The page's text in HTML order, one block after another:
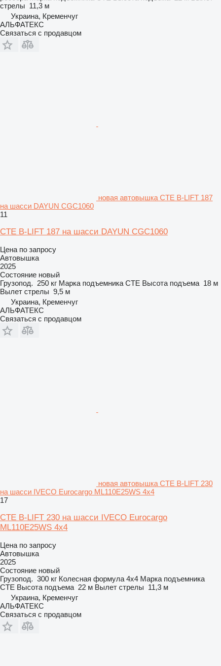
стрелы 11,3 м
Украина, Кременчуг
АЛЬФАТЕКС
Связаться с продавцом
новая автовышка CTE B-LIFT 187
на шасси DAYUN CGC1060
11
CTE B-LIFT 187 на шасси DAYUN CGC1060
Цена по запросу
Автовышка
2025
Состояние новый
Грузопод. 250 кг Марка подъемника CTE Высота подъема 18 м
Вылет стрелы 9,5 м
Украина, Кременчуг
АЛЬФАТЕКС
Связаться с продавцом
новая автовышка CTE B-LIFT 230
на шасси IVECO Eurocargo ML110E25WS 4х4
17
CTE B-LIFT 230 на шасси IVECO Eurocargo
ML110E25WS 4х4
Цена по запросу
Автовышка
2025
Состояние новый
Грузопод. 300 кг Колесная формула 4x4 Марка подъемника
CTE Высота подъема 22 м Вылет стрелы 11,3 м
Украина, Кременчуг
АЛЬФАТЕКС
Связаться с продавцом